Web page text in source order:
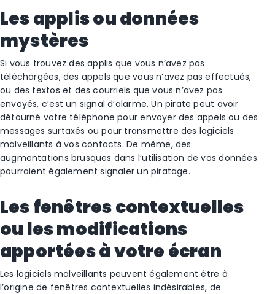
Les applis ou données
mystères
Si vous trouvez des applis que vous n’avez pas
téléchargées, des appels que vous n’avez pas effectués,
ou des textos et des courriels que vous n’avez pas
envoyés, c’est un signal d’alarme. Un pirate peut avoir
détourné votre téléphone pour envoyer des appels ou des
messages surtaxés ou pour transmettre des logiciels
malveillants à vos contacts. De même, des
augmentations brusques dans l’utilisation de vos données
pourraient également signaler un piratage.
Les fenêtres contextuelles
ou les modifications
apportées à votre écran
Les logiciels malveillants peuvent également être à
l’origine de fenêtres contextuelles indésirables, de